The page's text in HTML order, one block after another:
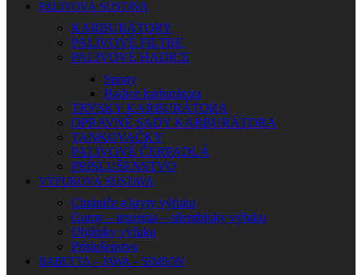
PALIVOVÁ SÚSTAVA
KARBURÁTORY
PALIVOVÉ FILTRE
PALIVOVÉ HADICE
Spony
Hadice karburátora
TRYSKY KARBURÁTORA
OPRAVNÉ SADY KARBURÁTORA
TANKOVAČKY
PALIVOVÉ ČERPADLÁ
PRÍSLUŠENSTVO
VÝFUKOVÁ SÚSTAVA
Chrániče a kryty výfuku
Gumy – tesnenia – silentbloky výfuku
Objímky výfuku
Príslušenstvo
BABETTA – JAWA – SIMSON